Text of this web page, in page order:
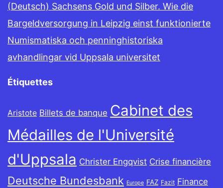
(Deutsch) Sachsens Gold und Silber. Wie die
Bargeldversorgung in Leipzig einst funktionierte
Numismatiska och penninghistoriska
avhandlingar vid Uppsala universitet
Étiquettes
Aristote Billets de banque Cabinet des
Médailles de l'Université
d'Uppsala Christer Engqvist Crise financière
Deutsche Bundesbank Europe FAZ Fazit Finance